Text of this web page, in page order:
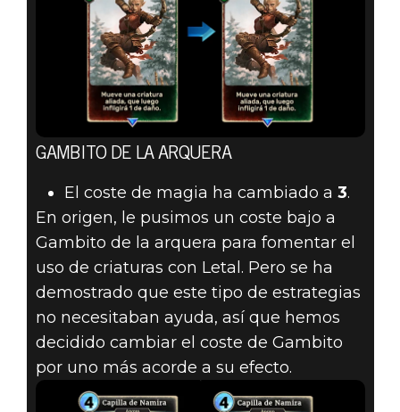
GAMBITO DE LA ARQUERA
El coste de magia ha cambiado a 3.
En origen, le pusimos un coste bajo a
Gambito de la arquera para fomentar el
uso de criaturas con Letal. Pero se ha
demostrado que este tipo de estrategias
no necesitaban ayuda, así que hemos
decidido cambiar el coste de Gambito
por uno más acorde a su efecto.